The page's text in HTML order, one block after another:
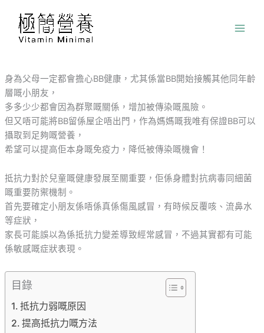
容身為父母一定都會擔心BB健康，尤其係當BB開始接觸其他同年齡
層嘅小朋友，
多多少少都會因為群聚嘅關係，增加被傳染嘅風險。
但又唔可能將BB留係屋企唔出門，作為媽媽嘅我唯有保證BB可以
攝取到足夠嘅營養，
希望可以提高佢本身嘅免疫力，降低被傳染嘅機會！
抵抗力對於兒童嘅健康發展至關重要，佢係身體對抗病毒同細菌
嘅重要防禦機制。
首先要確定小朋友係唔係真係傷風感冒，有時候反覆咳、流鼻水
等症狀，
家長可能誤以為係抵抗力變差導致經常感冒，不過其實都有可能
係敏感嘅症狀表現。
目錄
抵抗力弱嘅原因
提高抵抗力嘅方法